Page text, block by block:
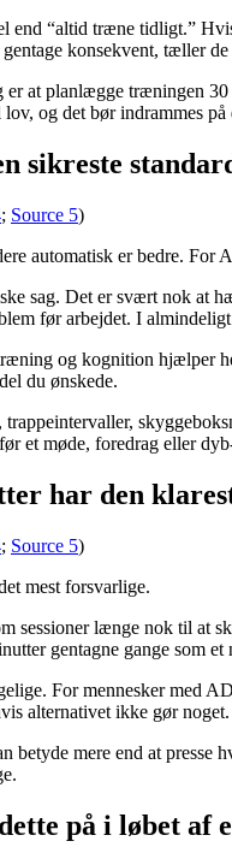
end “altid træne tidligt.”
konsekvent, tæller
er at planlægge træningen
og det bør indrammes på
sikreste
; Source 5)
automatisk er bedre. For
sag. Det er svært nok
før arbejdet. I
og kognition hjælper
du ønskede.
et møde, foredrag eller
har den
; Source 5)
mest forsvarlige.
sessioner længe nok til at
gentagne gange som
For mennesker med
alternativet ikke gør
betyde mere end at
på i løbet af